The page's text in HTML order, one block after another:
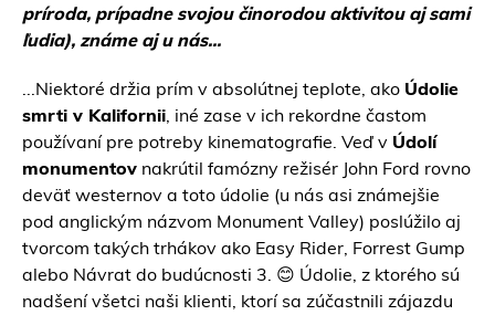
príroda, prípadne svojou činorodou aktivitou aj sami
ľudia), známe aj u nás...
...Niektoré držia prím v absolútnej teplote, ako Údolie
smrti v Kalifornii, iné zase v ich rekordne častom
používaní pre potreby kinematografie. Veď v Údolí
monumentov nakrútil famózny režisér John Ford rovno
deväť westernov a toto údolie (u nás asi známejšie
pod anglickým názvom Monument Valley) poslúžilo aj
tvorcom takých trhákov ako Easy Rider, Forrest Gump
alebo Návrat do budúcnosti 3. 😊 Údolie, z ktorého sú
nadšení všetci naši klienti, ktorí sa zúčastnili zájazdu